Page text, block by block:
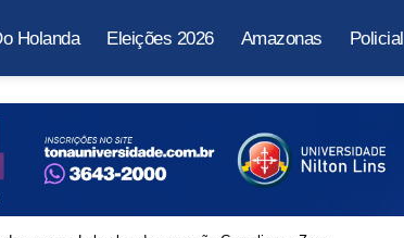
Holanda Eleições 2026 Amazonas Policial